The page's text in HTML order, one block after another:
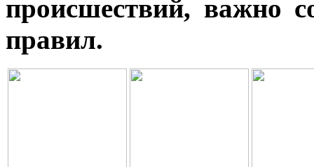
происшествий, важно
правил.